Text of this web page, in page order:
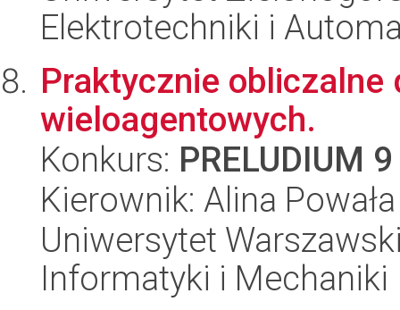
Elektrotechniki i
Praktycznie
wieloagentowych.
Konkurs: PRELUDIUM 9
Kierownik: Alina Powała
Uniwersytet
Informatyki i Mechaniki